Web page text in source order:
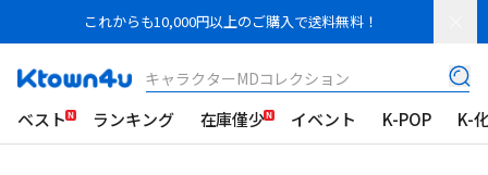
これからも10,000円以上のご購入で送料無料！
キャラクターMDコレクション
ベスト ランキング 在庫僅少 イベント K-POP K-